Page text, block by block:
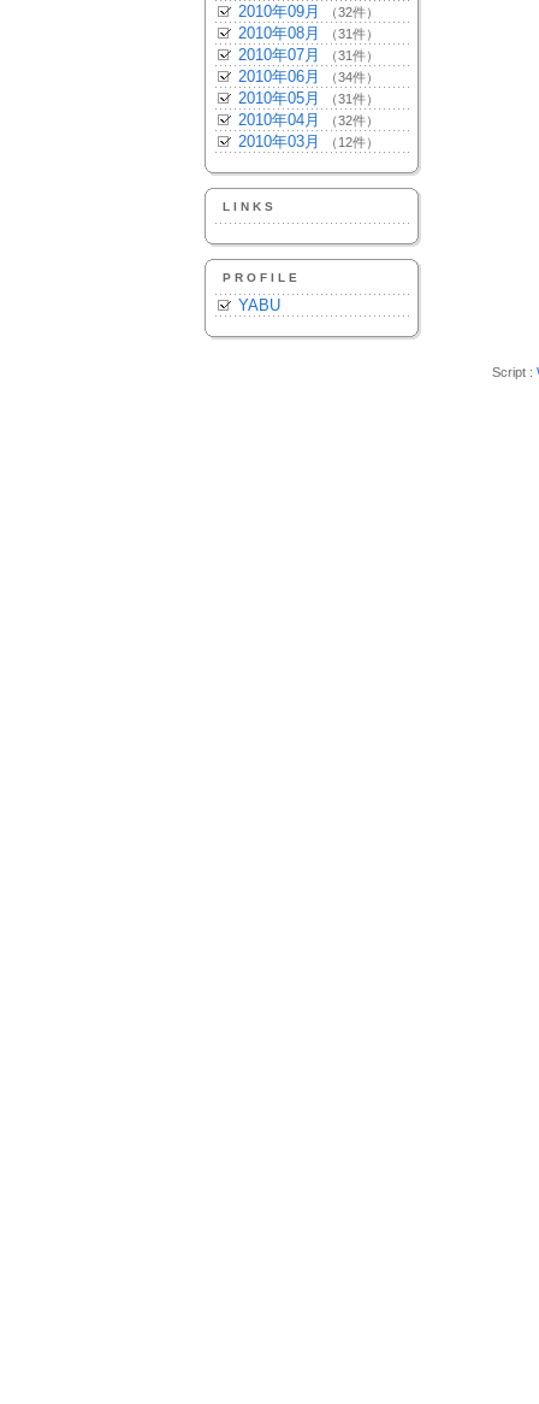
2010年09月 （32件）
2010年08月 （31件）
2010年07月 （31件）
2010年06月 （34件）
2010年05月 （31件）
2010年04月 （32件）
2010年03月 （12件）
LINKS
PROFILE
YABU
Script :